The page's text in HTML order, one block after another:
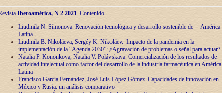
Iberoamérica, N 2 2021. Contenido
Liudmila N. Símonova. Renovaciόn tecnolόgica y desarrollo sostenible de América
Latina
Liudmila B. Nikoláeva, Sergéy K. Nikoláev. Impacto de la pandemia en la
implementaciόn de la “Agenda 2030”: ¿Agravaciόn de problemas o señal para actuar?
Natalia P. Kononkova, Natalia V. Polávskaya. Comercializaciόn de los resultados de
actividad intelectual como factor del desarrollo de la industria farmacéutica en América
Latina
Francisco García Fernández, José Luis López Gómez. Capacidades de innovaciόn en
México y Rusia: un análisis comparativo